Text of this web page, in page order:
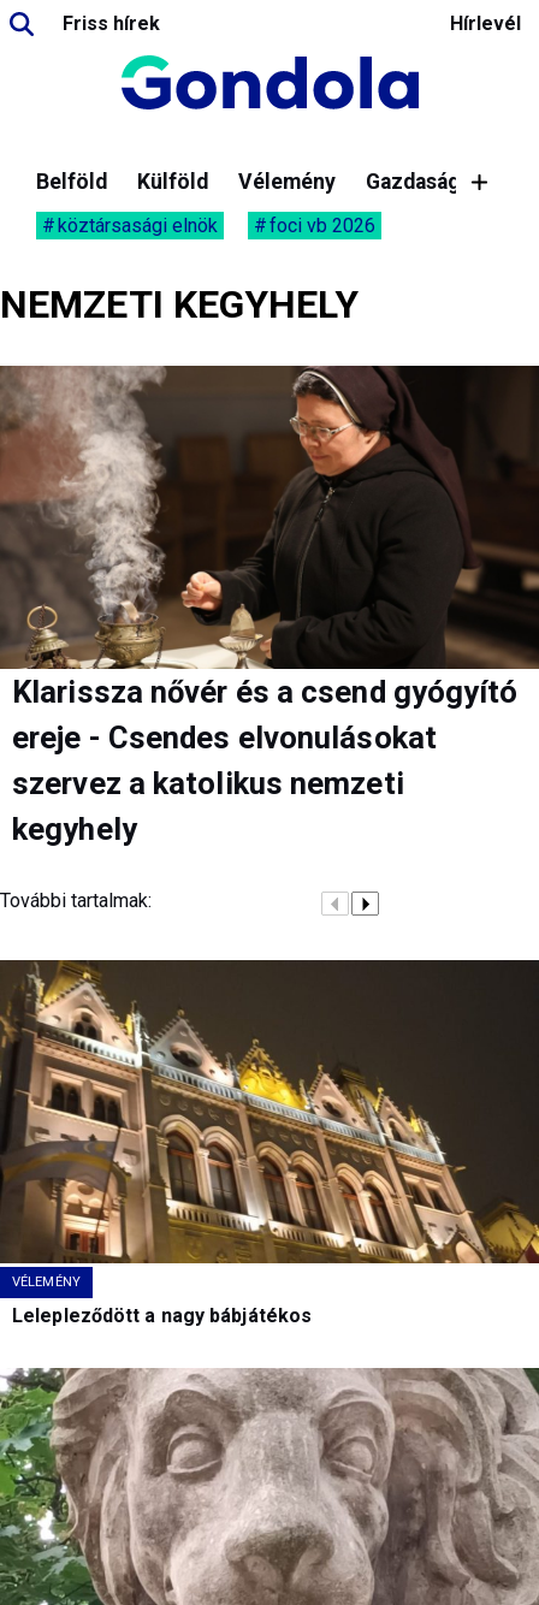
Friss hírek Hírlevél
Belföld Külföld Vélemény Gazdaság
köztársasági elnök foci vb 2026
NEMZETI KEGYHELY
Klarissza nővér és a csend gyógyító
ereje - Csendes elvonulásokat
szervez a katolikus nemzeti
kegyhely
További tartalmak:
VÉLEMÉNY
Lelepleződött a nagy bábjátékos